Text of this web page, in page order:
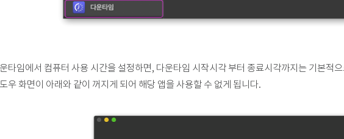
타임에서 컴퓨터 사용 시간을 설정하면, 다운타임 시작시각 부터 종료시각까지는 기본적
우 화면이 아래와 같이 꺼지게 되어 해당 앱을 사용할 수 없게 됩니다.